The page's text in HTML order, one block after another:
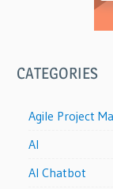
CATEGORIES
Agile Project
AI
AI Chatbot